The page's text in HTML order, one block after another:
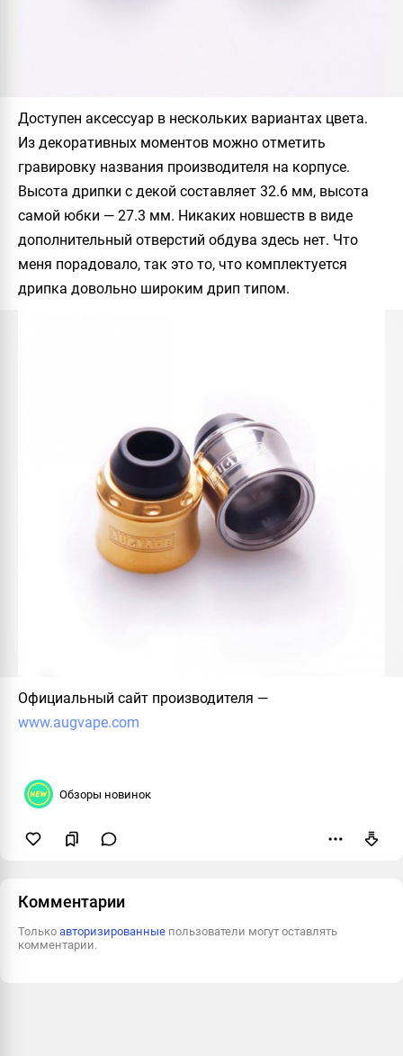
Доступен аксессуар в нескольких вариантах цвета.
Из декоративных моментов можно отметить
гравировку названия производителя на корпусе.
Высота дрипки с декой составляет 32.6 мм, высота
самой юбки — 27.3 мм. Никаких новшеств в виде
дополнительный отверстий обдува здесь нет. Что
меня порадовало, так это то, что комплектуется
дрипка довольно широким дрип типом.
Официальный сайт производителя —
www.augvape.com
Обзоры новинок
Комментарии
Только авторизированные пользователи могут оставлять
комментарии.